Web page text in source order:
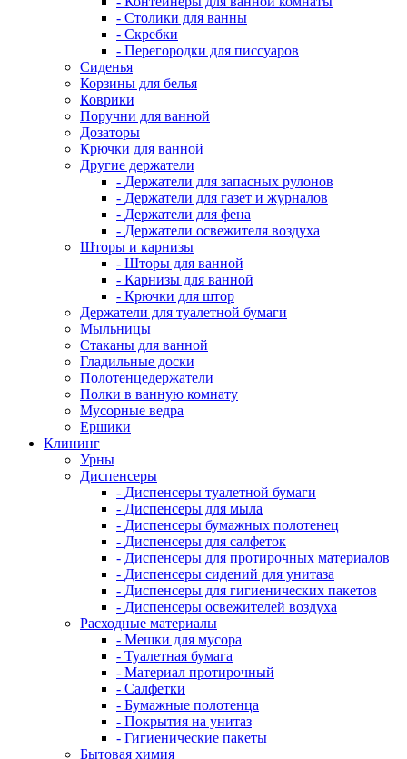
- Столики для ванны
- Скребки
- Перегородки для писсуаров
Сиденья
Корзины для белья
Коврики
Поручни для ванной
Дозаторы
Крючки для ванной
Другие держатели
- Держатели для запасных рулонов
- Держатели для газет и журналов
- Держатели для фена
- Держатели освежителя воздуха
Шторы и карнизы
- Шторы для ванной
- Карнизы для ванной
- Крючки для штор
Держатели для туалетной бумаги
Мыльницы
Стаканы для ванной
Гладильные доски
Полотенцедержатели
Полки в ванную комнату
Мусорные ведра
Ершики
Клининг
Урны
Диспенсеры
- Диспенсеры туалетной бумаги
- Диспенсеры для мыла
- Диспенсеры бумажных полотенец
- Диспенсеры для салфеток
- Диспенсеры для протирочных материалов
- Диспенсеры сидений для унитаза
- Диспенсеры для гигиенических пакетов
- Диспенсеры освежителей воздуха
Расходные материалы
- Мешки для мусора
- Туалетная бумага
- Материал протирочный
- Салфетки
- Бумажные полотенца
- Покрытия на унитаз
- Гигиенические пакеты
Бытовая химия